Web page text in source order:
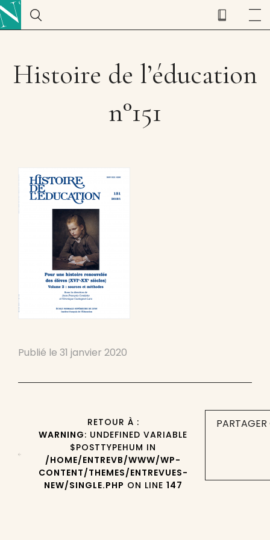
Histoire de l’éducation
n°151
Publié le 31 janvier 2020
RETOUR À :
WARNING: UNDEFINED VARIABLE
$POSTTYPEHUM IN
/HOME/ENTREVB/WWW/WP-
CONTENT/THEMES/ENTREVUES-
NEW/SINGLE.PHP ON LINE 147